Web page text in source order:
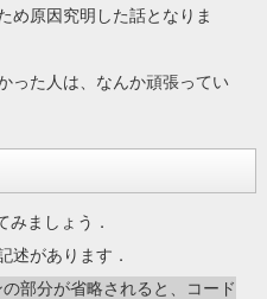
め原因究明した話となりま
った人は、なんか頑張ってい
みましょう．
述があります．
部分が省略されると、コード